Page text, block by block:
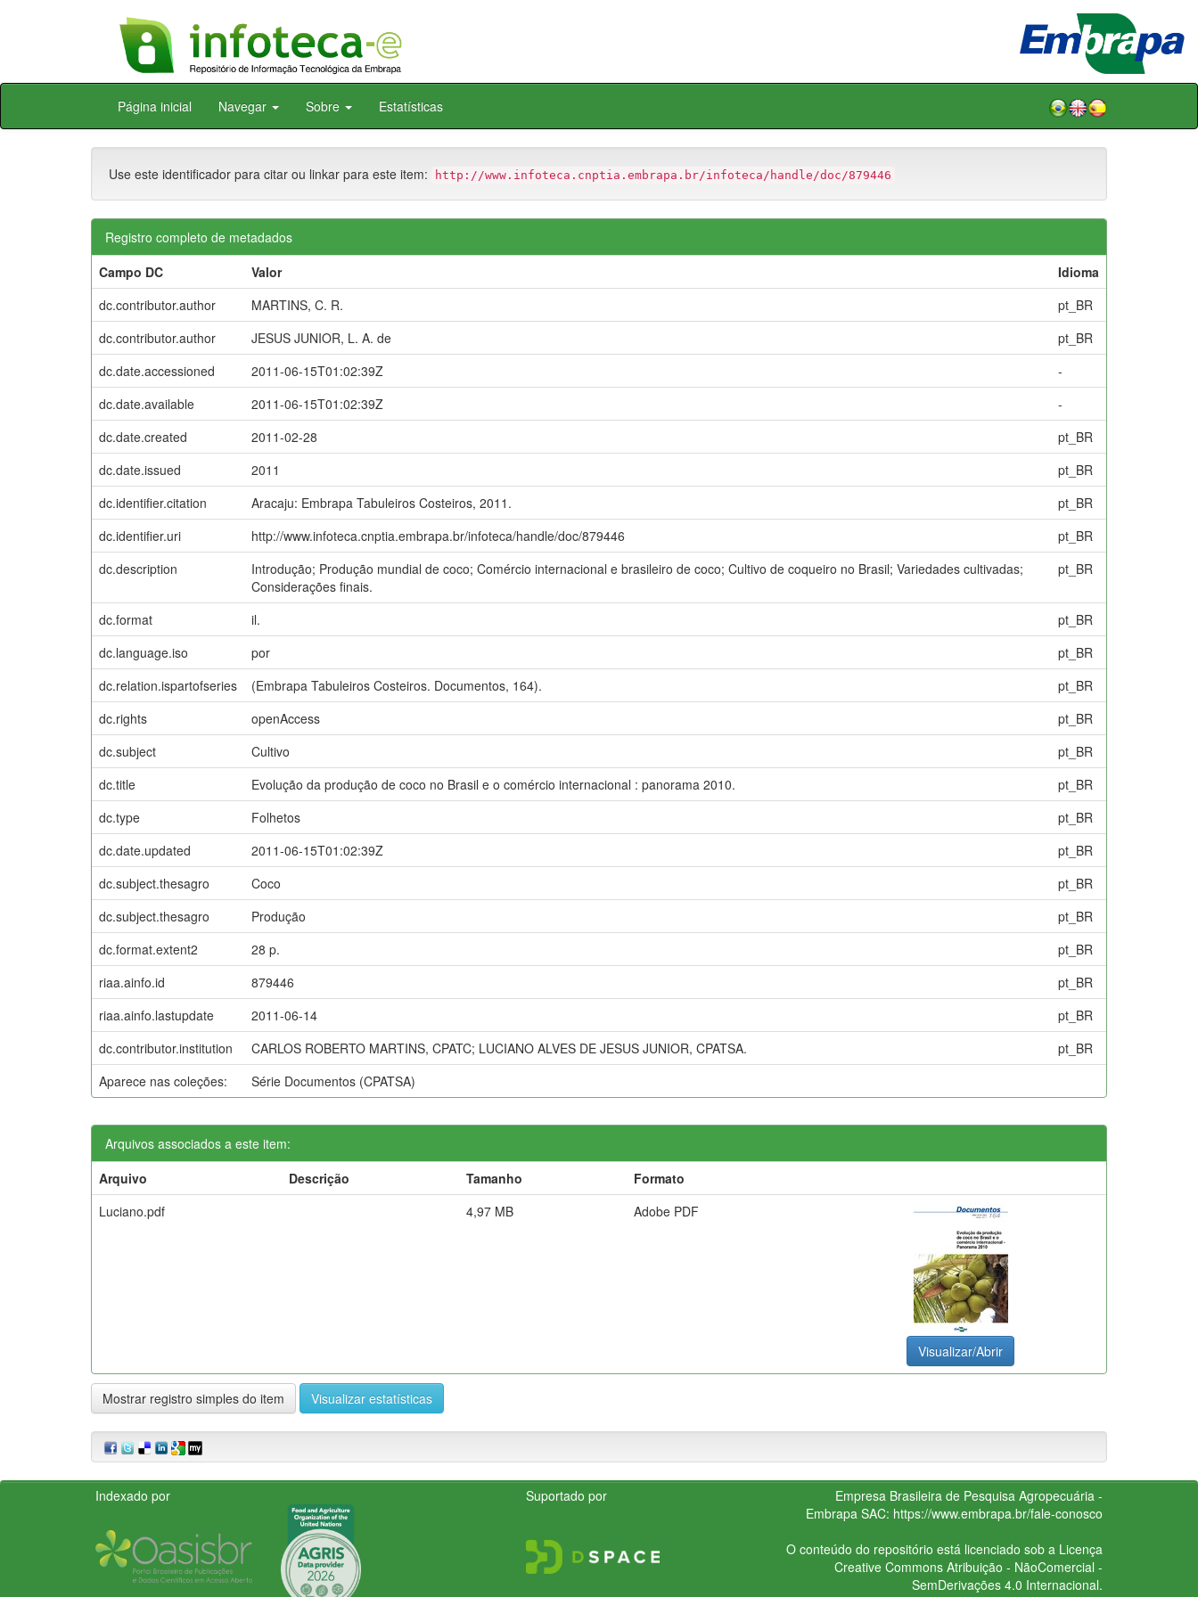
Skip
Página inicial Navegar Sobre Estatísticas
Use este identificador para citar ou linkar para este item: http://www.infoteca.cnptia.embrapa.br/infoteca/handle/doc/879446
Registro completo de metadados
Campo DC
Valor
Idioma
dc.contributor.author
MARTINS, C. R.
pt_BR
dc.contributor.author
JESUS JUNIOR, L. A. de
pt_BR
dc.date.accessioned
2011-06-15T01:02:39Z
-
dc.date.available
2011-06-15T01:02:39Z
-
dc.date.created
2011-02-28
pt_BR
dc.date.issued
2011
pt_BR
dc.identifier.citation
Aracaju: Embrapa Tabuleiros Costeiros, 2011.
pt_BR
dc.identifier.uri
http://www.infoteca.cnptia.embrapa.br/infoteca/handle/doc/879446
pt_BR
dc.description
Introdução; Produção mundial de coco; Comércio internacional e brasileiro de coco; Cultivo de coqueiro no Brasil; Variedades cultivadas;
Considerações finais.
pt_BR
dc.format il.
pt_BR
dc.language.iso
por
pt_BR
dc.relation.ispartofseries
(Embrapa Tabuleiros Costeiros. Documentos, 164).
pt_BR
dc.rights
openAccess
pt_BR
dc.subject
Cultivo
pt_BR
dc.title
Evolução da produção de coco no Brasil e o comércio internacional : panorama 2010.
pt_BR
dc.type
Folhetos
pt_BR
dc.date.updated
2011-06-15T01:02:39Z
pt_BR
dc.subject.thesagro
Coco
pt_BR
dc.subject.thesagro
Produção
pt_BR
dc.format.extent2
28 p.
pt_BR
riaa.ainfo.id
879446
pt_BR
riaa.ainfo.lastupdate
2011-06-14
pt_BR
dc.contributor.institution
CARLOS ROBERTO MARTINS, CPATC; LUCIANO ALVES DE JESUS JUNIOR, CPATSA.
pt_BR
Aparece nas coleções:
Série Documentos (CPATSA)
Arquivos associados a este item:
Arquivo
Descrição Tamanho
Formato
Luciano.pdf
4,97 MB Adobe PDF
Visualizar/Abrir
Mostrar registro simples do item Visualizar estatísticas
Indexado por Suportado por
Empresa Brasileira de Pesquisa Agropecuária -
Embrapa SAC: https://www.embrapa.br/fale-conosco
O conteúdo do repositório está licenciado sob a Licença
Creative CommonsAtribuição - NãoComercial -
SemDerivações 4.0 Internacional.